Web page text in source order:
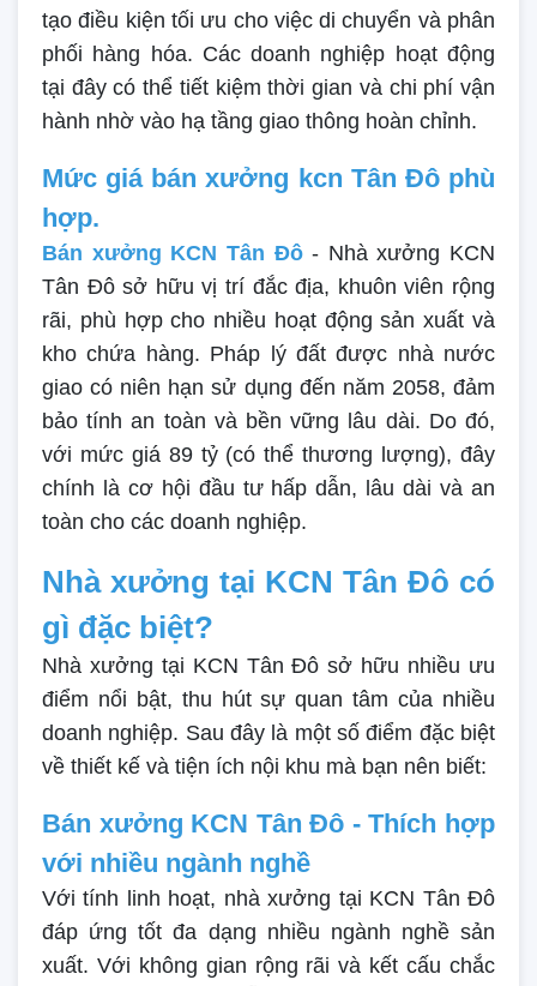
tạo điều kiện tối ưu cho việc di chuyển và phân
phối hàng hóa. Các doanh nghiệp hoạt động
tại đây có thể tiết kiệm thời gian và chi phí vận
hành nhờ vào hạ tầng giao thông hoàn chỉnh.
Mức giá bán xưởng kcn Tân Đô phù
hợp.
Bán xưởng KCN Tân Đô- Nhà xưởng KCN
Tân Đô sở hữu vị trí đắc địa, khuôn viên rộng
rãi, phù hợp cho nhiều hoạt động sản xuất và
kho chứa hàng. Pháp lý đất được nhà nước
giao có niên hạn sử dụng đến năm 2058, đảm
bảo tính an toàn và bền vững lâu dài. Do đó,
với mức giá 89 tỷ (có thể thương lượng), đây
chính là cơ hội đầu tư hấp dẫn, lâu dài và an
toàn cho các doanh nghiệp.
Nhà xưởng tại KCN Tân Đô có
gì đặc biệt?
Nhà xưởng tại KCN Tân Đô sở hữu nhiều ưu
điểm nổi bật, thu hút sự quan tâm của nhiều
doanh nghiệp. Sau đây là một số điểm đặc biệt
về thiết kế và tiện ích nội khu mà bạn nên biết:
Bán xưởng KCN Tân Đô - Thích hợp
với nhiều ngành nghề
Với tính linh hoạt, nhà xưởng tại KCN Tân Đô
đáp ứng tốt đa dạng nhiều ngành nghề sản
xuất. Với không gian rộng rãi và kết cấu chắc